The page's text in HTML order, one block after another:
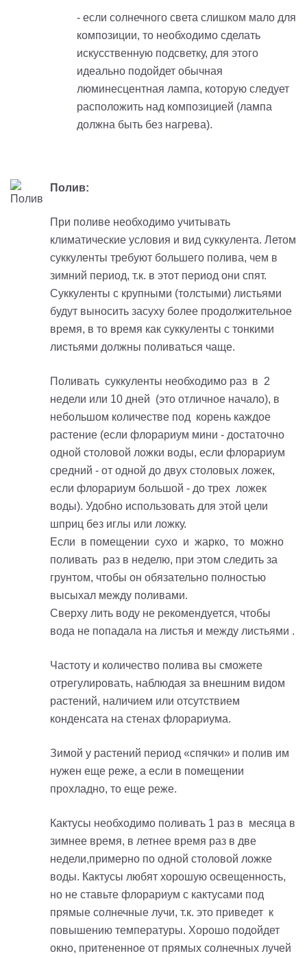
- если солнечного света слишком мало для
композиции, то необходимо сделать
искусственную подсветку, для этого
идеально подойдет обычная
люминесцентная лампа, которую следует
расположить над композицией (лампа
должна быть без нагрева).
Полив:
При поливе необходимо учитывать
климатические условия и вид суккулента. Летом
суккуленты требуют большего полива, чем в
зимний период, т.к. в этот период они спят.
Суккуленты с крупными (толстыми) листьями
будут выносить засуху более продолжительное
время, в то время как суккуленты с тонкими
листьями должны поливаться чаще.
Поливать суккуленты необходимо раз в 2
недели или 10 дней (это отличное начало), в
небольшом количестве под корень каждое
растение (если флорариум мини - достаточно
одной столовой ложки воды, если флорариум
средний - от одной до двух столовых ложек,
если флорариум большой - до трех ложек
воды). Удобно использовать для этой цели
шприц без иглы или ложку.
Если в помещении сухо и жарко, то можно
поливать раз в неделю, при этом следить за
грунтом, чтобы он обязательно полностью
высыхал между поливами.
Сверху лить воду не рекомендуется, чтобы
вода не попадала на листья и между листьями .
Частоту и количество полива вы сможете
отрегулировать, наблюдая за внешним видом
растений, наличием или отсутствием
конденсата на стенах флорариума.
Зимой у растений период «спячки» и полив им
нужен еще реже, а если в помещении
прохладно, то еще реже.
Кактусы необходимо поливать 1 раз в месяца в
зимнее время, в летнее время раз в две
недели,примерно по одной столовой ложке
воды. Кактусы любят хорошую освещенность,
но не ставьте флорариум с кактусами под
прямые солнечные лучи, т.к. это приведет к
повышению температуры. Хорошо подойдет
окно, притененное от прямых солнечных лучей